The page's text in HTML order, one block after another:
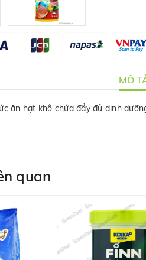
MÔ
ăn hạt khô chứa đầy đủ dinh
quan